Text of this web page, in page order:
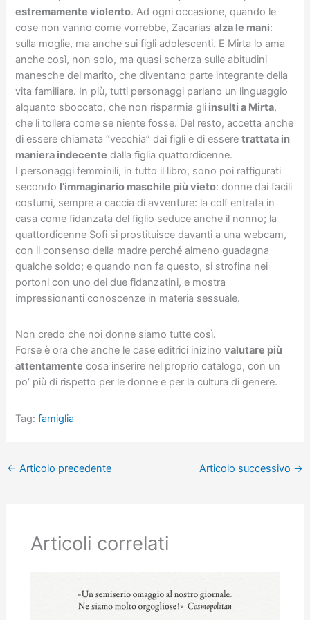
estremamente violento. Ad ogni occasione, quando le
cose non vanno come vorrebbe, Zacariasalza le mani:
sulla moglie, ma anche sui figli adolescenti. E Mirta lo ama
anche così, non solo, ma quasi scherza sulle abitudini
manesche del marito, che diventano parte integrante della
vita familiare. In più, tutti personaggi parlano un linguaggio
alquanto sboccato, che non risparmia gli insulti a Mirta,
che li tollera come se niente fosse. Del resto, accetta anche
di essere chiamata “vecchia” dai figli e di esseretrattata in
maniera indecente dalla figlia quattordicenne.
I personaggi femminili, in tutto il libro, sono poi raffigurati
secondo l’immaginario maschile più vieto: donne dai facili
costumi, sempre a caccia di avventure: la colf entrata in
casa come fidanzata del figlio seduce anche il nonno; la
quattordicenne Sofi si prostituisce davanti a una webcam,
con il consenso della madre perché almeno guadagna
qualche soldo; e quando non fa questo, si strofina nei
portoni con uno dei due fidanzatini, e mostra
impressionanti conoscenze in materia sessuale.
Non credo che noi donne siamo tutte così.
Forse è ora che anche le case editrici inizinovalutare più
attentamente cosa inserire nel proprio catalogo, con un
po’ più di rispetto per le donne e per la cultura di genere.
Tag:famiglia
← Articolo precedente Articolo successivo →
Articoli correlati